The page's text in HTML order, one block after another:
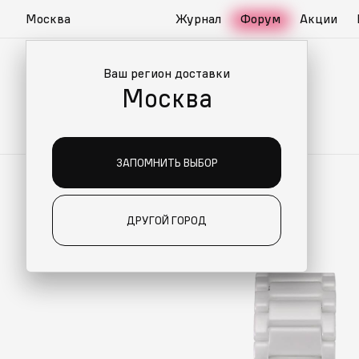
Москва
Ваш регион доставки
Москва
ЗАПОМНИТЬ ВЫБОР
ДРУГОЙ ГОРОД
Журнал Форум Акции
ДЛЯ ВАС